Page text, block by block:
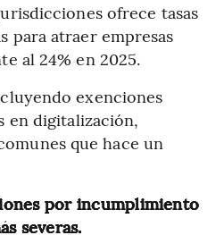
ofrece tasas
para atraer empresas
al 24% en 2025.
exenciones
en digitalización,
que hace un
por incumplimiento
severas.